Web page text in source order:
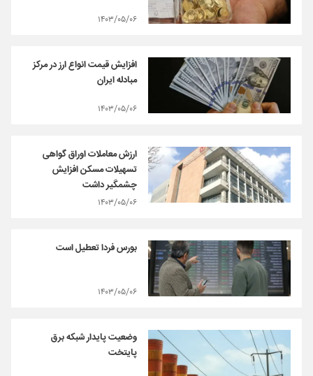
۱۴۰۳/۰۵/۰۶
افزایش قیمت انواع ارز در مرکز
مبادله ایران
۱۴۰۳/۰۵/۰۶
ارزش معاملات اوراق گواهی
تسهیلات مسکن افزایش
چشمگیر داشت
۱۴۰۳/۰۵/۰۶
بورس فردا تعطیل است
۱۴۰۳/۰۵/۰۶
وضعیت پایدار شبکه برق
پایتخت